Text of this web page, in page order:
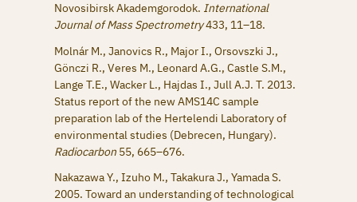
Novosibirsk Akademgorodok. International
Journal of Mass Spectrometry433, 11–18.
Molnár M., Janovics R., Major I., Orsovszki J.,
Gönczi R., Veres M., Leonard A.G., Castle S.M.,
Lange T.E., Wacker L., Hajdas I., Jull A.J. T. 2013.
Status report of the new AMS14C sample
preparation lab of the Hertelendi Laboratory of
environmental studies (Debrecen, Hungary).
Radiocarbon 55, 665–676.
Nakazawa Y., Izuho M., Takakura J., Yamada S.
2005. Toward an understanding of technological